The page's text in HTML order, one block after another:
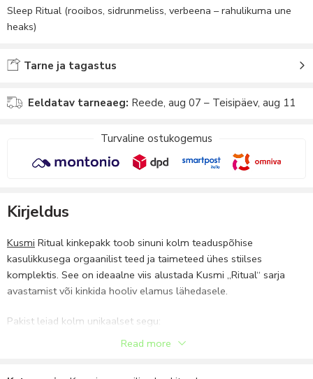
Sleep Ritual (rooibos, sidrunmeliss, verbeena – rahulikuma une
heaks)
Tarne ja tagastus
Eeldatav tarneaeg: Reede, aug 07 – Teisipäev, aug 11
Turvaline ostukogemus
Kirjeldus
Kusmi Ritual kinkepakk toob sinuni kolm teaduspõhise
kasulikkusega orgaanilist teed ja taimeteed ühes stiilses
komplektis. See on ideaalne viis alustada Kusmi „Ritual“ sarja
avastamist või kinkida hooliv elamus lähedasele.
Pakist leiad kolm unikaalset segu:
Immune Defense Ritual – immuunsust tugevdav segu, kus mate
Read more